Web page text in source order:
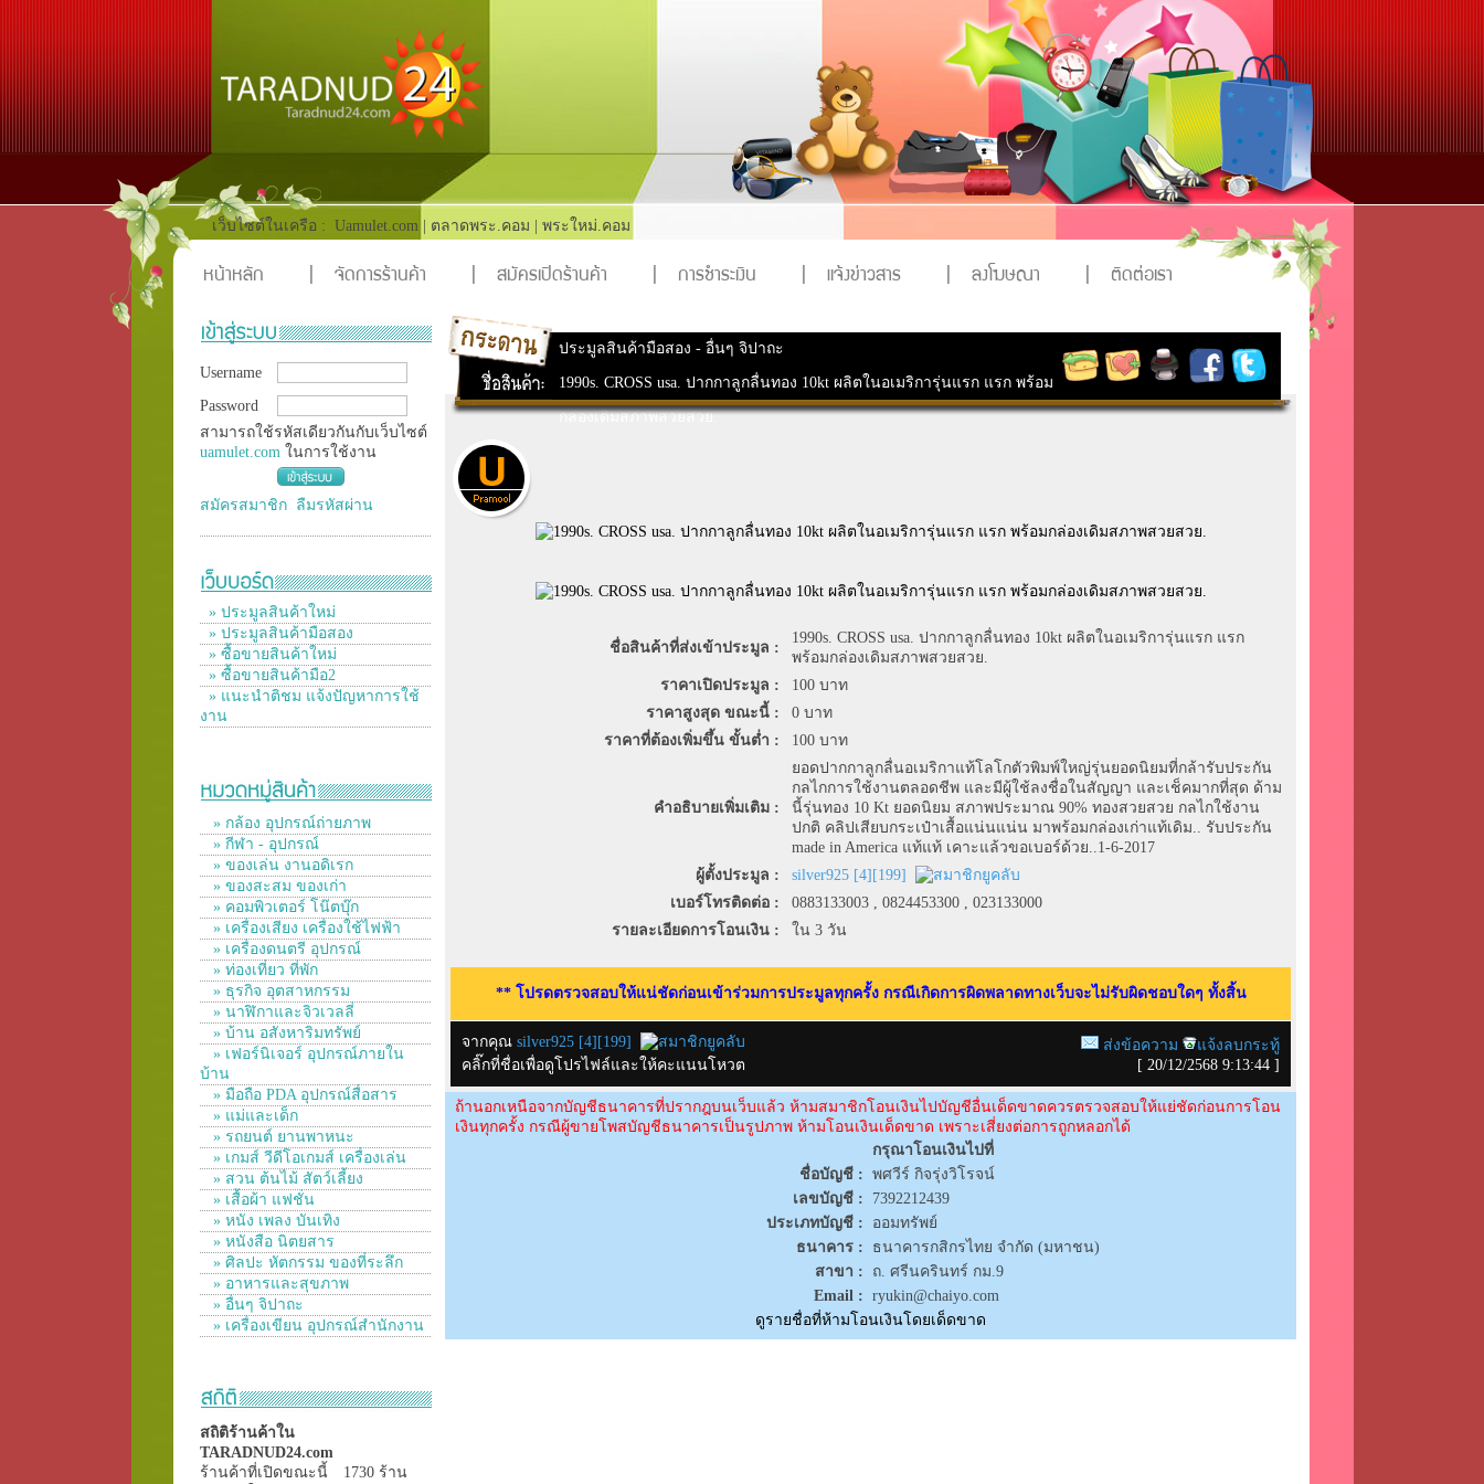
เว็บไซต์ในเครือ : Uamulet.com ตลาดพระ.คอม พระใหม่.คอม
หน้าหลัก จัดการร้านค้า สมัครเปิดร้านค้า การชำระเงิน แจ้งข่าวสาร ลงโฆษณา ติดต่อเรา
Username
Password
สามารถใช้รหัสเดียวกันกับเว็บไซต์
uamulet.com ในการใช้งาน
สมัครสมาชิก ลืมรหัสผ่าน
» ประมูลสินค้าใหม่
» ประมูลสินค้ามือสอง
» ซื้อขายสินค้าใหม่
» ซื้อขายสินค้ามือ2
» แนะนำติชม แจ้งปัญหาการใช้
งาน
» กล้อง อุปกรณ์ถ่ายภาพ
» กีฬา - อุปกรณ์
» ของเล่น งานอดิเรก
» ของสะสม ของเก่า
» คอมพิวเตอร์ โน๊ตบุ๊ก
» เครื่องเสียง เครื่องใช้ไฟฟ้า
» เครื่องดนตรี อุปกรณ์
» ท่องเที่ยว ที่พัก
» ธุรกิจ อุตสาหกรรม
» นาฬิกาและจิวเวลลี่
» บ้าน อสังหาริมทรัพย์
» เฟอร์นิเจอร์ อุปกรณ์ภายใน
บ้าน
» มือถือ PDA อุปกรณ์สื่อสาร
» แม่และเด็ก
» รถยนต์ ยานพาหนะ
» เกมส์ วีดีโอเกมส์ เครื่องเล่น
» สวน ต้นไม้ สัตว์เลี้ยง
» เสื้อผ้า แฟชั่น
» หนัง เพลง บันเทิง
» หนังสือ นิตยสาร
» ศิลปะ หัตกรรม ของที่ระลึก
» อาหารและสุขภาพ
» อื่นๆ จิปาถะ
» เครื่องเขียน อุปกรณ์สำนักงาน
สถิติร้านค้าใน
TARADNUD24.com
ร้านค้าที่เปิดขณะนี้
1730 ร้าน
ประมูลสินค้ามือสอง -อื่นๆ จิปาถะ
1990s. CROSS usa. ปากกาลูกลื่นทอง 10kt ผลิตในอเมริการุ่นแรก แรก พร้อม
กล่องเดิมสภาพสวยสวย.
ชื่อสินค้าที่ส่งเข้าประมูล :
1990s. CROSS usa. ปากกาลูกลื่นทอง 10kt ผลิตในอเมริการุ่นแรก แรก
พร้อมกล่องเดิมสภาพสวยสวย.
ราคาเปิดประมูล :
100 บาท
ราคาสูงสุด ขณะนี้ :
0 บาท
ราคาที่ต้องเพิ่มขึ้น ขั้นต่ำ :
100 บาท
คำอธิบายเพิ่มเติม :
ยอดปากกาลูกลื่นอเมริกาแท้โลโกตัวพิมพ์ใหญ่รุ่นยอดนิยมที่กล้ารับประกัน
กลไกการใช้งานตลอดชีพ และมีผู้ใช้ลงชื่อในสัญญา และเช็คมากที่สุด ด้าม
นี้รุ่นทอง 10 Kt ยอดนิยม สภาพประมาณ 90% ทองสวยสวย กลไกใช้งาน
ปกติ คลิปเสียบกระเป๋าเสื้อแน่นแน่น มาพร้อมกล่องเก่าแท้เดิม.. รับประกัน
made in America แท้แท้ เคาะแล้วขอเบอร์ด้วย..1-6-2017
ผู้ตั้งประมูล :
silver925 [4][199]
เบอร์โทรติดต่อ :
0883133003 , 0824453300 , 023133000
รายละเอียดการโอนเงิน :
ใน 3 วัน
** โปรดตรวจสอบให้แน่ชัดก่อนเข้าร่วมการประมูลทุกครั้ง กรณีเกิดการผิดพลาดทางเว็บจะไม่รับผิดชอบใดๆ ทั้งสิ้น
จากคุณ silver925 [4][199] ส่งข้อความ
แจ้งลบกระทู้
คลิ๊กที่ชื่อเพื่อดูโปรไฟล์และให้คะแนนโหวต
[20/12/2568 9:13:44 ]
ถ้านอกเหนือจากบัญชีธนาคารที่ปรากฎบนเว็บแล้ว ห้ามสมาชิกโอนเงินไปบัญชีอื่นเด็ดขาดควรตรวจสอบให้แย่ชัดก่อนการโอน
เงินทุกครั้ง กรณีผู้ขายโพสบัญชีธนาคารเป็นรูปภาพ ห้ามโอนเงินเด็ดขาด เพราะเสี่ยงต่อการถูกหลอกได้
กรุณาโอนเงินไปที่
ชื่อบัญชี : พศวีร์ กิจรุ่งวิโรจน์
เลขบัญชี :
7392212439
ประเภทบัญชี :
ออมทรัพย์
ธนาคาร :
ธนาคารกสิกรไทย จำกัด (มหาชน)
สาขา :
ถ. ศรีนครินทร์ กม.9
Email : ryukin@chaiyo.com
ดูรายชื่อที่ห้ามโอนเงินโดยเด็ดขาด